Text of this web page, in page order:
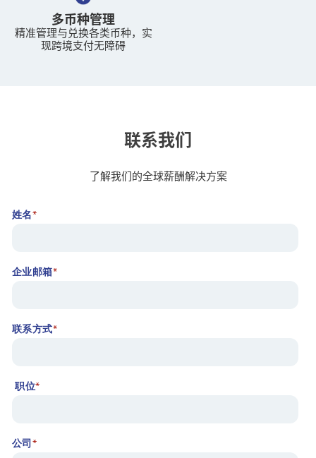
多币种管理
精准管理与兑换各类币种，实
现跨境支付无障碍
联系我们
了解我们的全球薪酬解决方案